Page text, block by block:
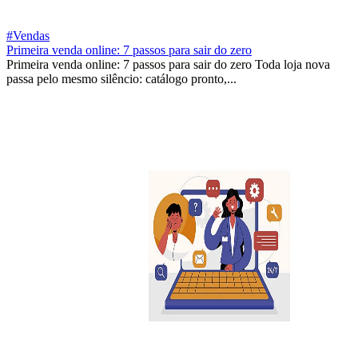
#Vendas
Primeira venda online: 7 passos para sair do zero
Primeira venda online: 7 passos para sair do zero Toda loja nova
passa pelo mesmo silêncio: catálogo pronto,...